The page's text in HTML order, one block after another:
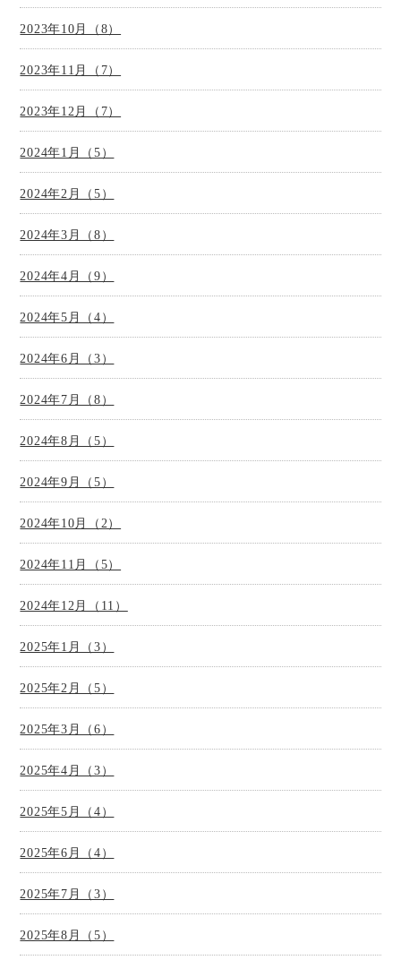
2023年10月（8）
2023年11月（7）
2023年12月（7）
2024年1月（5）
2024年2月（5）
2024年3月（8）
2024年4月（9）
2024年5月（4）
2024年6月（3）
2024年7月（8）
2024年8月（5）
2024年9月（5）
2024年10月（2）
2024年11月（5）
2024年12月（11）
2025年1月（3）
2025年2月（5）
2025年3月（6）
2025年4月（3）
2025年5月（4）
2025年6月（4）
2025年7月（3）
2025年8月（5）